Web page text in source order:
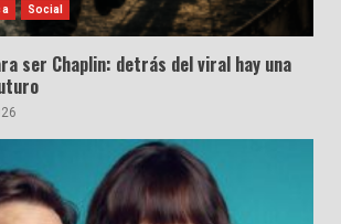
Social
ser Chaplin: detrás del viral hay una